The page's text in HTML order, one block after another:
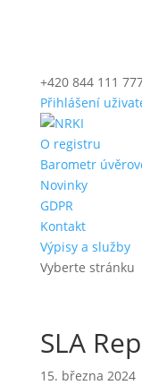
+420 844 111
Přihlášení
O registru
Barometr
Novinky
GDPR
Kontakt
Výpisy a služby
Vyberte stránku
SLA
15. března 2024